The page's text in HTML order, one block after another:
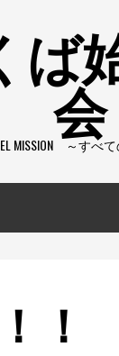
ば
会
MISSION ～す
！